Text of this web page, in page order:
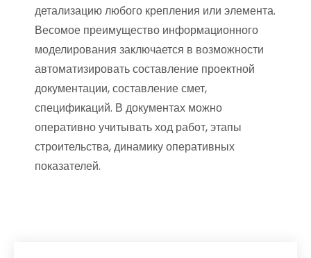
детализацию любого крепления или элемента.
Весомое преимущество информационного
моделирования заключается в возможности
автоматизировать составление проектной
документации, составление смет,
спецификаций. В документах можно
оперативно учитывать ход работ, этапы
строительства, динамику оперативных
показателей.